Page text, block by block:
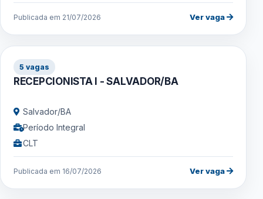
Publicada em 21/07/2026 Ver vaga
5 vagas
RECEPCIONISTA I - SALVADOR/BA
Salvador/BA
Período Integral
CLT
Publicada em 16/07/2026 Ver vaga